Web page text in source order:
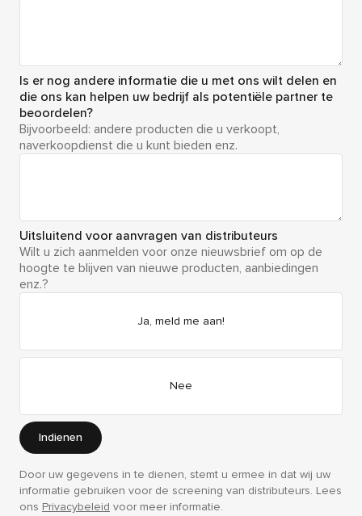
Is er nog andere informatie die u met ons wilt delen en
die ons kan helpen uw bedrijf als potentiële partner te
beoordelen?
Bijvoorbeeld: andere producten die u verkoopt,
naverkoopdienst die u kunt bieden enz.
Uitsluitend voor aanvragen van distributeurs
Wilt u zich aanmelden voor onze nieuwsbrief om op de
hoogte te blijven van nieuwe producten, aanbiedingen
enz.?
Ja, meld me aan!
Nee
Indienen
Door uw gegevens in te dienen, stemt u ermee in dat wij uw
informatie gebruiken voor de screening van distributeurs. Lees
ons Privacybeleid voor meer informatie.